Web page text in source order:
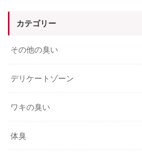
カテゴリー
その他の臭い
デリケートゾーン
ワキの臭い
体臭